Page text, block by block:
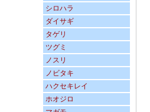
シロハラ
ダイサギ
タゲリ
ツグミ
ノスリ
ノビタキ
ハクセキレイ
ホオジロ